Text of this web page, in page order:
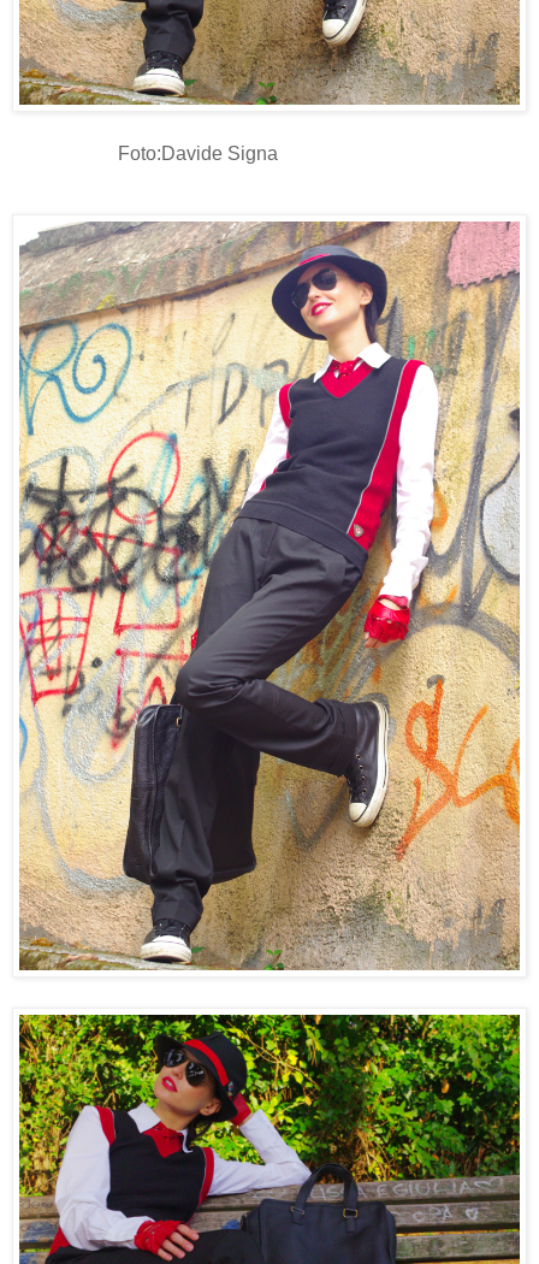
Foto:Davide Signa